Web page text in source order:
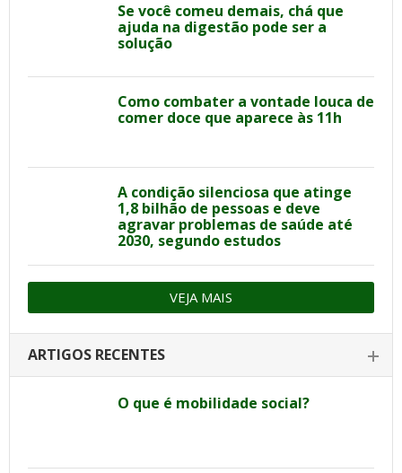
Se você comeu demais, chá que
ajuda na digestão pode ser a
solução
Como combater a vontade louca de
comer doce que aparece às 11h
A condição silenciosa que atinge
1,8 bilhão de pessoas e deve
agravar problemas de saúde até
2030, segundo estudos
VEJA MAIS
ARTIGOS RECENTES
O que é mobilidade social?